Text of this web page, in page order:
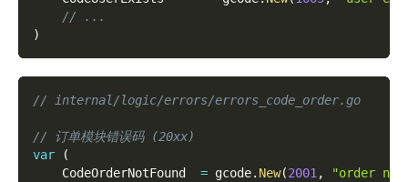
// ...
)
// internal/logic/errors/errors_code_order.go
// 订单模块错误码 (20xx)
var
(
    CodeOrderNotFound
= gcode. New(2001 ,
"order not